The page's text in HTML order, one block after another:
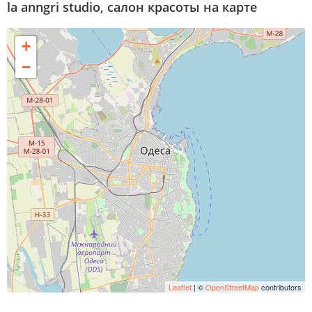
la anngri studio, салон красоты на карте
+
−
Leaflet | ©OpenStreetMapcontributors